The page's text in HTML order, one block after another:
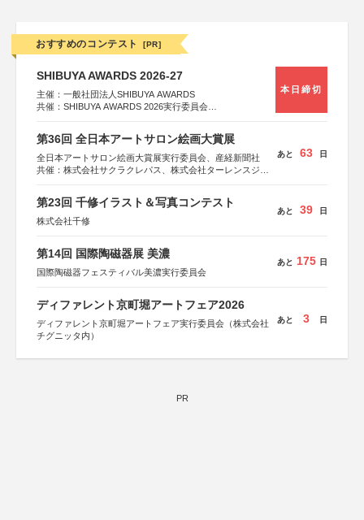
おすすめのコンテスト [PR]
SHIBUYA AWARDS 2026-27
主催：一般社団法人SHIBUYA AWARDS
共催：SHIBUYA AWARDS 2026実行委員会
本日締切
第36回 全日本アートサロン絵画大賞展
全日本アートサロン絵画大賞展実行委員会、産経新聞社
共催：株式会社サクラクレパス、株式会社ターレンスジャ
あと 63 日
第23回 千修イラスト＆写真コンテスト
株式会社千修
あと 39 日
第14回 国際陶磁器展 美濃
国際陶磁器フェスティバル美濃実行委員会
あと 175 日
ディファレント京町堀アートフェア2026
ディファレント京町堀アートフェア実行委員会（株式会社
チグニッタ内）
あと 3 日
PR